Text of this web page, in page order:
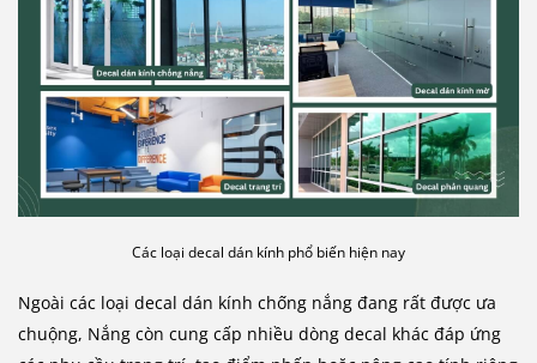
Các loại decal dán kính phổ biến hiện nay
Ngoài các loại decal dán kính chống nắng đang rất được ưa
chuộng, Nắng còn cung cấp nhiều dòng decal khác đáp ứng